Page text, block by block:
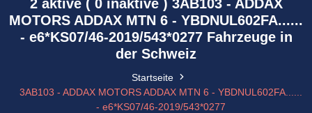
2 aktive ( 0 inaktive ) 3AB103 - ADDAX
MOTORS ADDAX MTN 6 - YBDNUL602FA......
- e6*KS07/46-2019/543*0277 Fahrzeuge in
der Schweiz
Startseite
3AB103 - ADDAX MOTORS ADDAX MTN 6 - YBDNUL602FA......
- e6*KS07/46-2019/543*0277